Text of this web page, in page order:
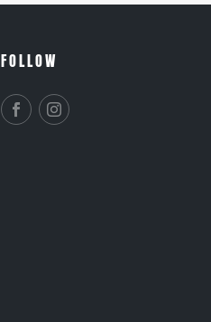
FOLLOW